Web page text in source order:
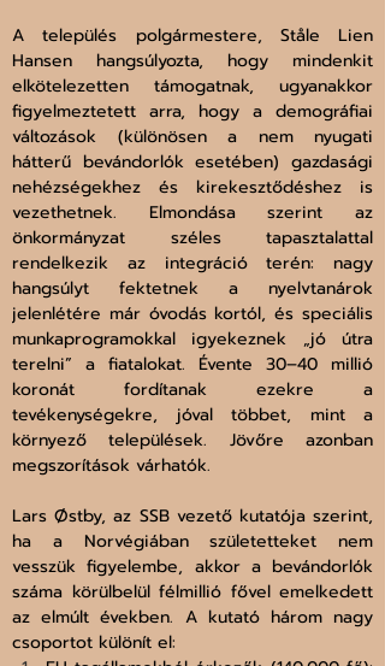
A település polgármestere, Ståle Lien
Hansen hangsúlyozta, hogy mindenkit
elkötelezetten támogatnak, ugyanakkor
figyelmeztetett arra, hogy a demográfiai
változások (különösen a nem nyugati
hátterű bevándorlók esetében) gazdasági
nehézségekhez és kirekesztődéshez is
vezethetnek. Elmondása szerint az
önkormányzat széles tapasztalattal
rendelkezik az integráció terén: nagy
hangsúlyt fektetnek a nyelvtanárok
jelenlétére már óvodás kortól, és speciális
munkaprogramokkal igyekeznek „jó útra
terelni” a fiatalokat. Évente 30–40 millió
koronát fordítanak ezekre a
tevékenységekre, jóval többet, mint a
környező települések. Jövőre azonban
megszorítások várhatók.
Lars Østby, az SSB vezető kutatója szerint,
ha a Norvégiában születetteket nem
vesszük figyelembe, akkor a bevándorlók
száma körülbelül félmillió fővel emelkedett
az elmúlt években. A kutató három nagy
csoportot különít el: